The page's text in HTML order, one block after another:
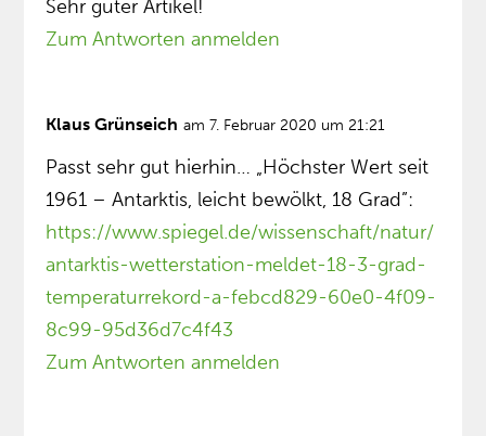
Sehr guter Artikel!
Zum Antworten anmelden
Klaus Grünseich am 7. Februar 2020 um 21:21
Passt sehr gut hierhin… „Höchster Wert seit
1961 – Antarktis, leicht bewölkt, 18 Grad”:
https://www.spiegel.de/wissenschaft/natur/
antarktis-wetterstation-meldet-18-3-grad-
temperaturrekord-a-febcd829-60e0-4f09-
8c99-95d36d7c4f43
Zum Antworten anmelden